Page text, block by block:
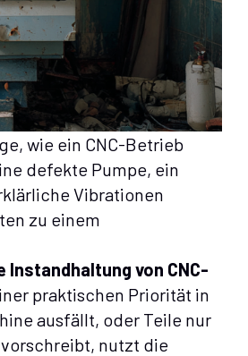
wie ein CNC-Betrieb
defekte Pumpe, ein
Vibrationen
zu einem
Instandhaltung von CNC-
praktischen Priorität in
ausfällt, oder Teile nur
nutzt die